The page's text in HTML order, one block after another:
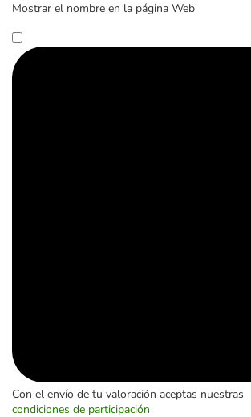
Mostrar el nombre en la página Web
Con el envío de tu valoración aceptas nuestras
condiciones de participación